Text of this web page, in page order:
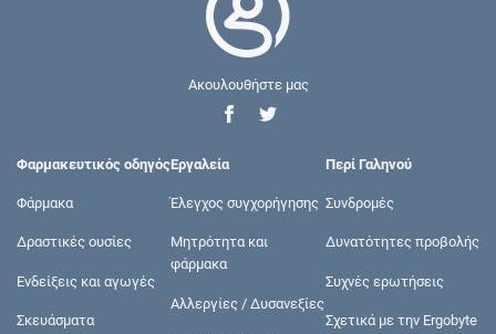
Ακουλουθήστε μας
Φαρμακευτικός οδηγός
Φάρμακα
Δραστικές ουσίες
Ενδείξεις και αγωγές
Σκευάσματα
Εργαλεία
Έλεγχος συγχορήγησης
Μητρότητα και
φάρμακα
Αλλεργίες / Δυσανεξίες
Περί Γαληνού
Συνδρομές
Δυνατότητες προβολής
Συχνές ερωτήσεις
Σχετικά με την Ergobyte